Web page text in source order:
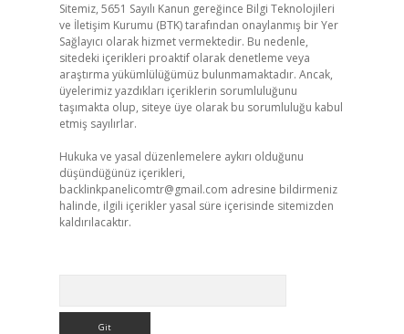
Sitemiz, 5651 Sayılı Kanun gereğince Bilgi Teknolojileri
ve İletişim Kurumu (BTK) tarafından onaylanmış bir Yer
Sağlayıcı olarak hizmet vermektedir. Bu nedenle,
sitedeki içerikleri proaktif olarak denetleme veya
araştırma yükümlülüğümüz bulunmamaktadır. Ancak,
üyelerimiz yazdıkları içeriklerin sorumluluğunu
taşımakta olup, siteye üye olarak bu sorumluluğu kabul
etmiş sayılırlar.
Hukuka ve yasal düzenlemelere aykırı olduğunu
düşündüğünüz içerikleri,
backlinkpanelicomtr@gmail.com adresine bildirmeniz
halinde, ilgili içerikler yasal süre içerisinde sitemizden
kaldırılacaktır.